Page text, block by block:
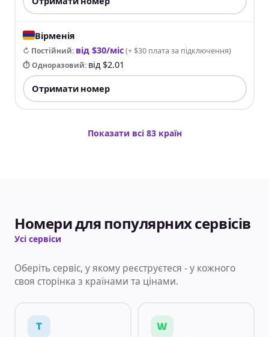
Вірменія
↻ Постійний: від $30/міс(+ $30 плата за підключення)
⏱ Одноразовий: від $2.01
Отримати номер
Показати всі 83 країн
Номери для популярних сервісів
Усі сервіси
Оберіть сервіс, у якому реєструєтеся - у кожного
своя сторінка з країнами та цінами.
T W